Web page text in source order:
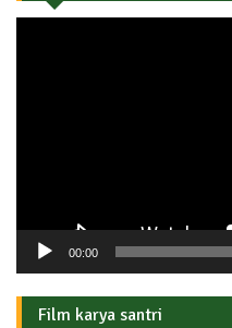
00:00
Film karya santri